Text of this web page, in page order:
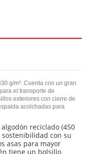
g/m². Cuenta con un gran
el transporte de
exteriores con cierre de
acolchadas para
reciclado (450
con su
asas para mayor
tiene un bolsillo